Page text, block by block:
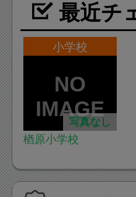
最近チ
小学校
写真なし
楢原小学校